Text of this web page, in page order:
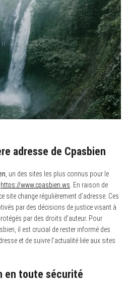
adresse de Cpasbien
, un des sites les plus connus pour le
https://www.cpasbien.ws . En raison de
site change régulièrement d’adresse. Ces
par des décisions de justice visant à
par des droits d’auteur. Pour
il est crucial de rester informé des
et de suivre l’actualité liée aux sites
en toute sécurité